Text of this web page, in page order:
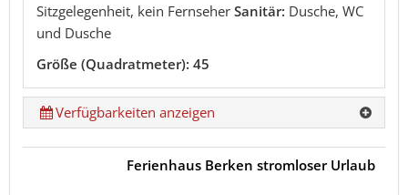
Sitzgelegenheit, kein Fernseher Sanitär: Dusche, WC
und Dusche
Größe (Quadratmeter): 45
Verfügbarkeiten anzeigen
Ferienhaus Berken stromloser Urlaub